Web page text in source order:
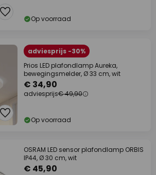
Op voorraad
adviesprijs -30%
Prios LED plafondlamp Aureka,
bewegingsmelder, Ø 33 cm, wit
€ 34,90
adviesprijs€ 49,90
Op voorraad
OSRAM LED sensor plafondlamp ORBIS
IP44, Ø 30 cm, wit
€ 45,90